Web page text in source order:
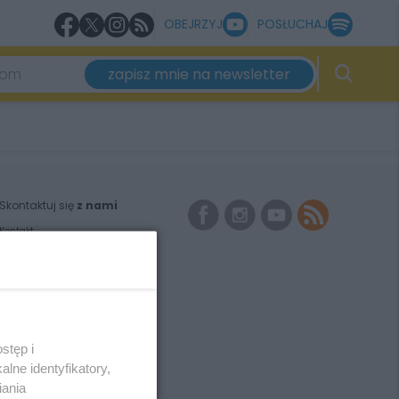
OBEJRZYJ POSŁUCHAJ
zapisz mnie na newsletter
Skontaktuj się z nami
Kontakt
i
identyfikatory,